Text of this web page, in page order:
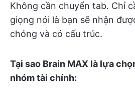
Không cần chuyển tab. Chỉ
giọng nói là bạn sẽ nhận
chóng và có cấu trúc.
Tại sao Brain MAX là lựa
nhóm tài chính: